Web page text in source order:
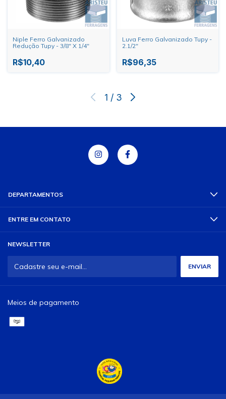
Niple Ferro Galvanizado
Redução Tupy - 3/8" X 1/4"
R$10,40
Luva Ferro Galvanizado Tupy -
2.1/2"
R$96,35
1 / 3
DEPARTAMENTOS
ENTRE EM CONTATO
NEWSLETTER
Meios de pagamento